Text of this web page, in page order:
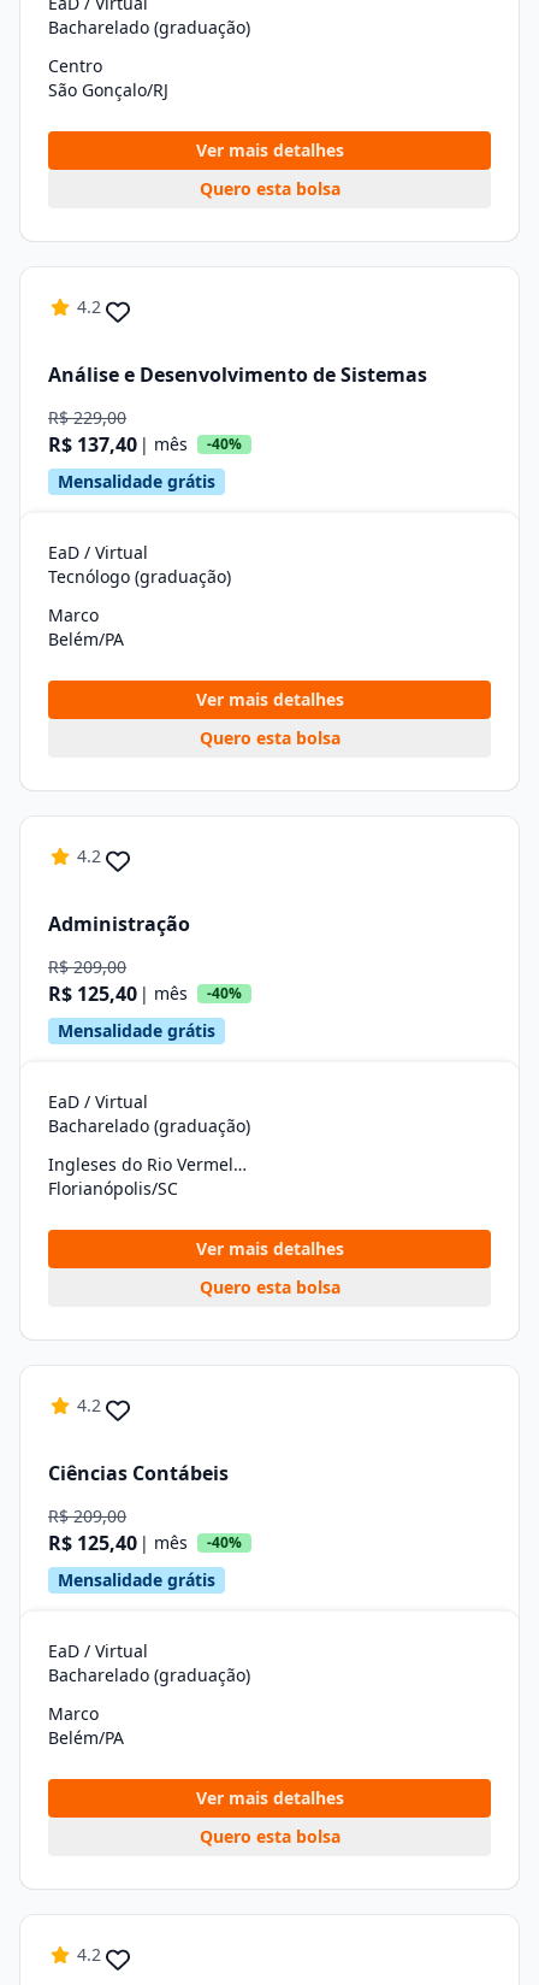
Bacharelado (graduação)
Centro
São Gonçalo/RJ
Ver mais detalhes
Quero esta bolsa
4.2
Análise e Desenvolvimento de Sistemas
R$ 229,00
R$ 137,40 | mês -40%
Mensalidade grátis
EaD / Virtual
Tecnólogo (graduação)
Marco
Belém/PA
Ver mais detalhes
Quero esta bolsa
4.2
Administração
R$ 209,00
R$ 125,40 | mês -40%
Mensalidade grátis
EaD / Virtual
Bacharelado (graduação)
Ingleses do Rio Vermelho
Florianópolis/SC
Ver mais detalhes
Quero esta bolsa
4.2
Ciências Contábeis
R$ 209,00
R$ 125,40 | mês -40%
Mensalidade grátis
EaD / Virtual
Bacharelado (graduação)
Marco
Belém/PA
Ver mais detalhes
Quero esta bolsa
4.2